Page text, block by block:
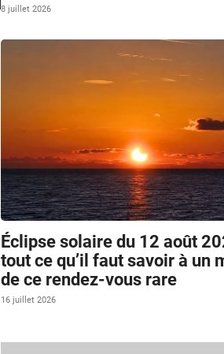
8 juillet 2026
Éclipse solaire du 12 août
tout ce qu’il faut savoir à un
de ce rendez-vous rare
16 juillet 2026